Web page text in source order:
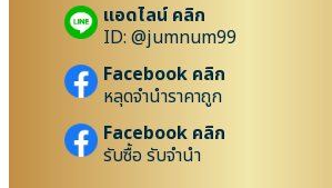
แอดไลน์ คลิก
ID: @jumnum99
Facebook คลิก
หลุดจำนำราคาถูก
Facebook คลิก
รับซื้อ รับจำนำ